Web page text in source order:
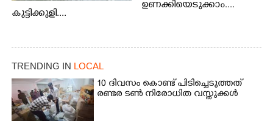
കുട്ടിക്കുളി....
ഉണക്കിയെടുക്കാം....
TRENDING IN LOCAL
10 ദിവസം കൊണ്ട് പിടിച്ചെടുത്തത്
രണ്ടര ടൺ നിരോധിത വസ്തുക്കൾ